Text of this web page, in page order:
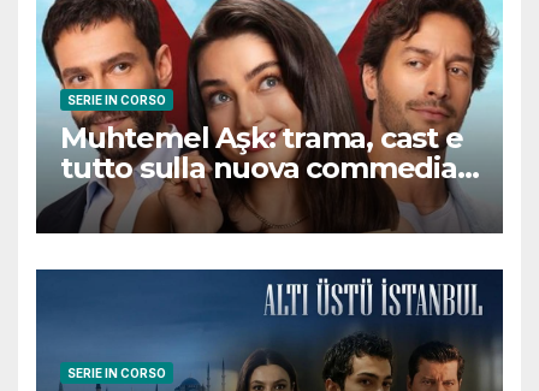
SERIE IN CORSO
Muhtemel Aşk: trama, cast e
tutto sulla nuova commedia
romantica turca che
conquisterà il pubblico
SERIE IN CORSO